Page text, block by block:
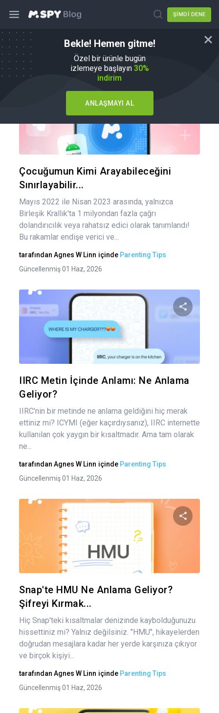
ŞIMDI DENE
Bekle! Hemen gitme!
Özel bir ürünle bugün
izlemeye başlayın 30%
indirim
ANLAŞMAYI AL
Ebeveynlik İpuçları
Çocuğumun Kimi Arayabileceğini
Sınırlayabilir...
Mayıs 2022 ile Nisan 2023 arasında, yalnızca
Birleşik Krallık'ta 1 milyondan fazla çağrı
dolandırıcılık veya rahatsız edici olarak tanımlandı!
Bu rakamlar endişe verici ve...
tarafından Agnes W Linn içinde Parenting Tips
Güncellenmiş 01 Haz, 2026
IIRC Metin İçinde Anlamı: Ne Anlama
Geliyor?
IIRC'nin bir metinde ne anlama geldiğini hiç merak
ettiniz mi? ICYMI (eğer kaçırdıysanız), IIRC internette
kullanılan çok yaygın bir kısaltmadır. Ama tam olarak
ne...
tarafından Agnes W Linn içinde Parenting Tips
Güncellenmiş 01 Haz, 2026
Snap'te HMU Ne Anlama Geliyor?
Şifreyi Kırmak...
Hiç Snap'teki kısaltmalar denizinde kaybolduğunuzu
hissettiniz mi? Yalnız değilsiniz. "HMU", hikayelerden
doğrudan mesajlara kadar her yerde karşınıza çıkıyor
ve birçok kişiyi...
tarafından Agnes W Linn içinde Parenting Tips
Güncellenmiş 01 Haz, 2026